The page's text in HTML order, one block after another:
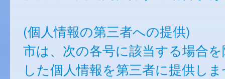
(個人情報の第三者への提供)
市は、次の各号に該当する場合
した個人情報を第三者に提供し